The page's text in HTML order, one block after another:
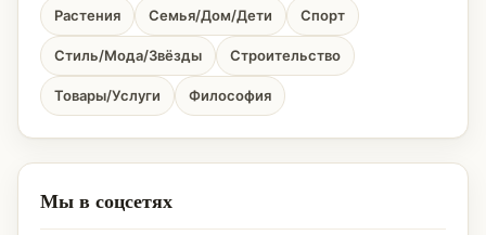
Растения Семья/Дом/Дети Спорт
Стиль/Мода/Звёзды Строительство
Товары/Услуги Философия
Мы в соцсетях